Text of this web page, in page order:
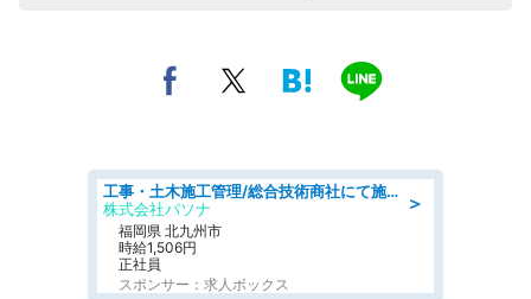
＞
工事・土木施工管理/総合技術商社にて施工管理のお仕事/即日勤務可/車通勤可/工事・土木施工管理/生産・品質管理
株式会社パソナ
福岡県 北九州市
時給1,506円
正社員
スポンサー：求人ボックス